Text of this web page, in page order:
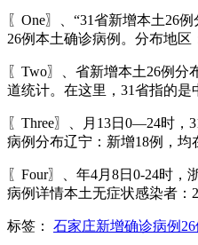
〖One〗、“31省新增本土26
26例本土确诊病例。分布地
〖Two〗、省新增本土26例
道统计。在这里，31省指的是
〖Three〗、月13日0—24时
病例分布辽宁：新增18例，均
〖Four〗、年4月8日0-24时
病例详情本土无症状感染者：
标签： 石家庄新增确诊病例26